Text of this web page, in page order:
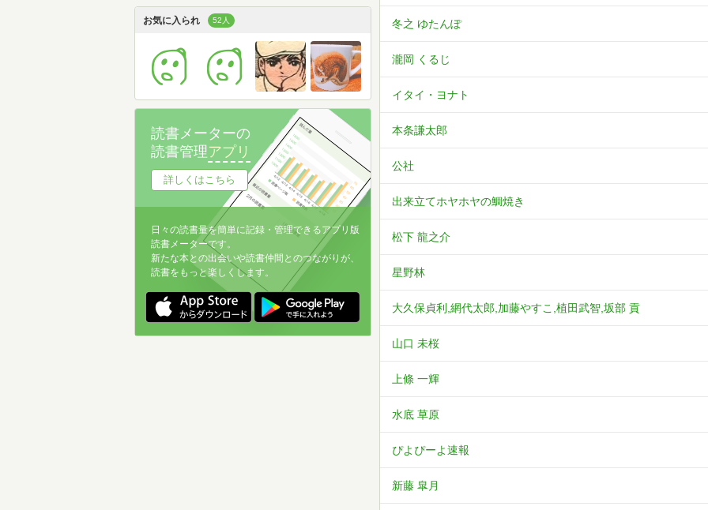
お気に入られ 52人
読書メーターの
読書管理アプリ
詳しくはこちら
日々の読書量を簡単に記録・管理できるアプリ版
読書メーターです。
新たな本との出会いや読書仲間とのつながりが、
読書をもっと楽しくします。
冬之 ゆたんぽ
瀧岡 くるじ
イタイ・ヨナト
本条謙太郎
公社
出来立てホヤホヤの鯛焼き
松下 龍之介
星野林
大久保貞利,網代太郎,加藤やすこ,植田武智,坂部 貢
山口 未桜
上條 一輝
水底 草原
ぴよぴーよ速報
新藤 皐月